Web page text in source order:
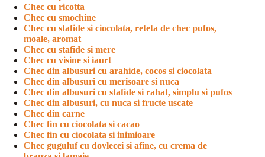
Chec cu ricotta
Chec cu smochine
Chec cu stafide si ciocolata, reteta de chec pufos,
moale, aromat
Chec cu stafide si mere
Chec cu visine si iaurt
Chec din albusuri cu arahide, cocos si ciocolata
Chec din albusuri cu merisoare si nuca
Chec din albusuri cu stafide si rahat, simplu si pufos
Chec din albusuri, cu nuca si fructe uscate
Chec din carne
Chec fin cu ciocolata si cacao
Chec fin cu ciocolata si inimioare
Chec guguluf cu dovlecei si afine, cu crema de